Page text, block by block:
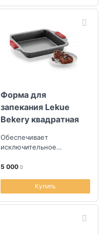
Форма для
запекания Lekue
Bekery квадратная
Обеспечивает
исключительное
удержание тепла
5 000
Купить